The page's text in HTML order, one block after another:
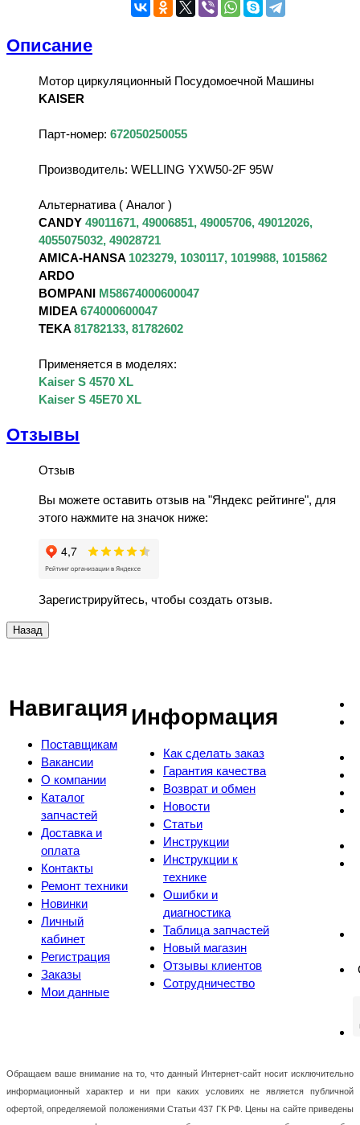
Описание
Мотор циркуляционный Посудомоечной Машины
KAISER
Парт-номер: 672050250055
Производитель: WELLING YXW50-2F 95W
Альтернатива ( Аналог )
CANDY 49011671, 49006851, 49005706, 49012026,
4055075032, 49028721
AMICA-HANSA 1023279, 1030117, 1019988, 1015862
ARDO
BOMPANI M58674000600047
MIDEA 674000600047
TEKA 81782133, 81782602
Применяется в моделях:
Kaiser S 4570 XL
Kaiser S 45E70 XL
Отзывы
Отзыв
Вы можете оставить отзыв на "Яндекс рейтинге", для
этого нажмите на значок ниже:
Зарегистрируйтесь, чтобы создать отзыв.
Навигация
Поставщикам
Вакансии
О компании
Каталог
запчастей
Доставка и
оплата
Контакты
Ремонт техники
Новинки
Личный
кабинет
Регистрация
Заказы
Мои данные
Информация
Как сделать заказ
Гарантия качества
Возврат и обмен
Новости
Статьи
Инструкции
Инструкции к
технике
Ошибки и
диагностика
Таблица запчастей
Новый магазин
Отзывы клиентов
Сотрудничество
Обращаем ваше внимание на то, что данный Интернет-сайт носит исключительно
информационный характер и ни при каких условиях не является публичной
офертой, определяемой положениями Статьи 437 ГК РФ. Цены на сайте приведены